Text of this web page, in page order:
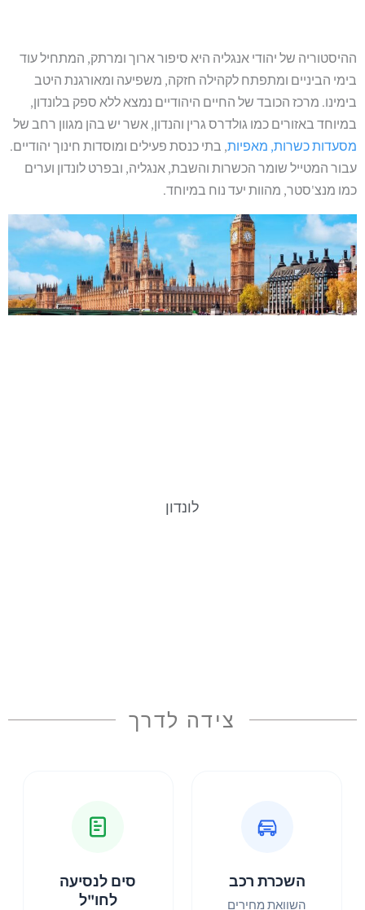
ההיסטוריה של יהודי אנגליה היא סיפור ארוך ומרתק, המתחיל עוד
בימי הביניים ומתפתח לקהילה חזקה, משפיעה ומאורגנת היטב
בימינו. מרכז הכובד של החיים היהודיים נמצא ללא ספק בלונדון,
במיוחד באזורים כמו גולדרס גרין והנדון, אשר יש בהן מגוון רחב של
מסעדות כשרות, מאפיות, בתי כנסת פעילים ומוסדות חינוך יהודיים.
עבור המטייל שומר הכשרות והשבת, אנגליה, ובפרט לונדון וערים
כמו מנצ'סטר, מהוות יעד נוח במיוחד.
לונדון
צידה לדרך
השכרת רכב
השוואת מחירים
סים לנסיעה
לחו"ל